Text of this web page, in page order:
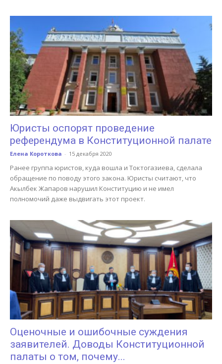
Юристы оспорят проведение
референдума в Конституционной палате
Елена Короткова - 15 декабря 2020
Ранее группа юристов, куда вошла и Токтогазиева, сделала
обращение по поводу этого закона. Юристы считают, что
Акылбек Жапаров нарушил Конституцию и не имел
полномочий даже выдвигать этот проект.
Оценочные и ошибочные суждения
заявителей. Доводы Конституционной
палаты о том, почему...